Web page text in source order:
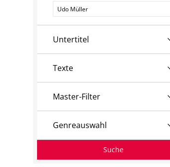
Personen
Untertitel
Texte
Master-Filter
Genreauswahl
Suche